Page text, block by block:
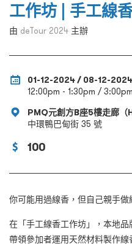
工作坊 | 手工線
由 deTour 2024 主辦
01-12-2024 / 08-12-2024
12:00pm - 1:30pm /
PMQ元創方B座5樓走廊（
中環鴨巴甸街 35 號
100
你可能用過線香，但自己親手做
在「手工線香工作坊」，本地
帶領參加者運用天然材料製作